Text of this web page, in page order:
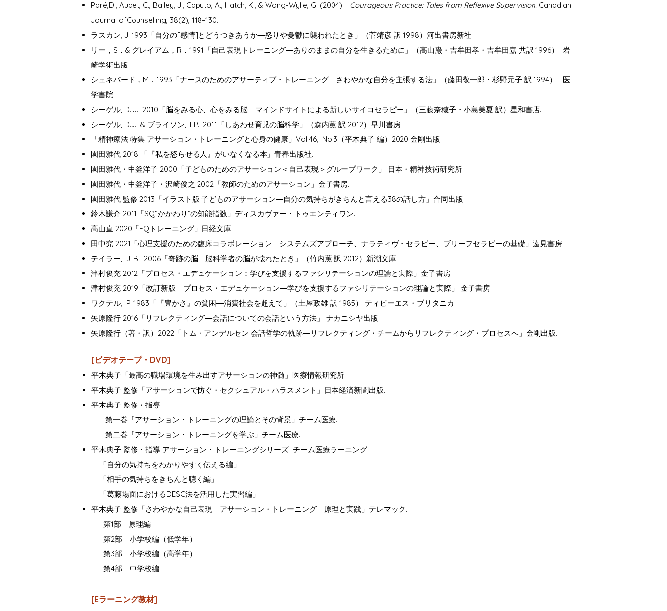
Paré,D., Audet, C., Bailey, J., Caputo, A., Hatch, K., & Wong-Wylie, G. (2004) Courageous Practice: Tales from Reflexive Supervision. Canadian
Journal ofCounselling, 38(2), 118–130.
ラスカン, J. 1993「自分の[感情]とどうつきあうか―怒りや憂鬱に襲われたとき」（菅靖彦 訳 1998）河出書房新社.
リー，S．& グレイアム，R．1991「自己表現トレーニング―ありのままの自分を生きるために」（高山巌・吉牟田孝・吉牟田嘉 共訳 1996） 岩
崎学術出版.
シェネパード，M．1993「ナースのためのアサーティブ・トレーニング―さわやかな自分を主張する法」（藤田敬一郎・杉野元子 訳 1994） 医
学書院.
シーゲル, D. J. 2010「脳をみる心、心をみる脳―マインドサイトによる新しいサイコセラピー」（三藤奈穂子・小島美夏 訳）星和書店.
シーゲル, D.J. & ブライソン, T.P. 2011「しあわせ育児の脳科学」（森内薫 訳 2012）早川書房.
「精神療法 特集 アサーション・トレーニングと心身の健康」Vol.46, No.3（平木典子 編）2020 金剛出版.
園田雅代 2018 「『私を怒らせる人』がいなくなる本」青春出版社.
園田雅代・中釜洋子 2000「子どものためのアサーション＜自己表現＞グループワーク」 日本・精神技術研究所.
園田雅代・中釜洋子・沢崎俊之 2002「教師のためのアサーション」金子書房.
園田雅代 監修 2013「イラスト版 子どものアサーション―自分の気持ちがきちんと言える38の話し方」合同出版.
鈴木謙介 2011「SQ“かかわり”の知能指数」ディスカヴァー・トゥエンティワン.
高山直 2020「EQトレーニング」日経文庫
田中究 2021「心理支援のための臨床コラボレーション―システムズアプローチ、ナラティヴ・セラピー、ブリーフセラピーの基礎」遠見書房.
テイラー, J. B. 2006「奇跡の脳―脳科学者の脳が壊れたとき」（竹内薫 訳 2012）新潮文庫.
津村俊充 2012「プロセス・エデュケーション：学びを支援するファシリテーションの理論と実際」金子書房
津村俊充 2019「改訂新版 プロセス・エデュケーション―学びを支援するファシリテーションの理論と実際」 金子書房.
ワクテル, P. 1983「『豊かさ』の貧困―消費社会を超えて」（土屋政雄 訳 1985） ティビーエス・ブリタニカ.
矢原隆行 2016「リフレクティング―会話についての会話という方法」 ナカニシヤ出版.
矢原隆行（著・訳）2022「トム・アンデルセン 会話哲学の軌跡―リフレクティング・チームからリフレクティング・プロセスへ」金剛出版.
[ビデオテープ・DVD]
平木典子「最高の職場環境を生み出すアサーションの神髄」医療情報研究所.
平木典子 監修「アサーションで防ぐ・セクシュアル・ハラスメント」日本経済新聞出版.
平木典子 監修・指導
第一巻「アサーション・トレーニングの理論とその背景」チーム医療.
第二巻「アサーション・トレーニングを学ぶ」チーム医療.
平木典子 監修・指導 アサーション・トレーニングシリーズ チーム医療ラーニング.
「自分の気持ちをわかりやすく伝える編」
「相手の気持ちをきちんと聴く編」
「葛藤場面におけるDESC法を活用した実習編」
平木典子 監修「さわやかな自己表現 アサーション・トレーニング 原理と実践」テレマック.
第1部 原理編
第2部 小学校編（低学年）
第3部 小学校編（高学年）
第4部 中学校編
[Eラーニング教材]